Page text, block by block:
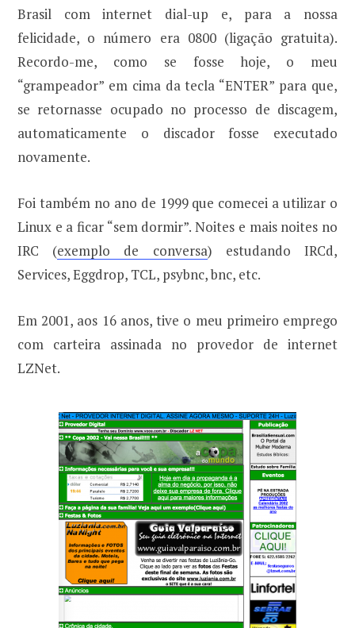
Brasil com internet dial-up e, para a nossa
felicidade, o número era 0800 (ligação gratuita).
Recordo-me, como se fosse hoje, o meu
“grampeador” em cima da tecla “ENTER” para que,
se retornasse ocupado no processo de discagem,
automaticamente o discador fosse executado
novamente.
Foi também no ano de 1999 que comecei a utilizar o
Linux e a ficar “sem dormir”. Noites e mais noites no
IRC (exemplo de conversa) estudando IRCd,
Services, Eggdrop, TCL, psybnc, bnc, etc.
Em 2001, aos 16 anos, tive o meu primeiro emprego
com carteira assinada no provedor de internet
LZNet.